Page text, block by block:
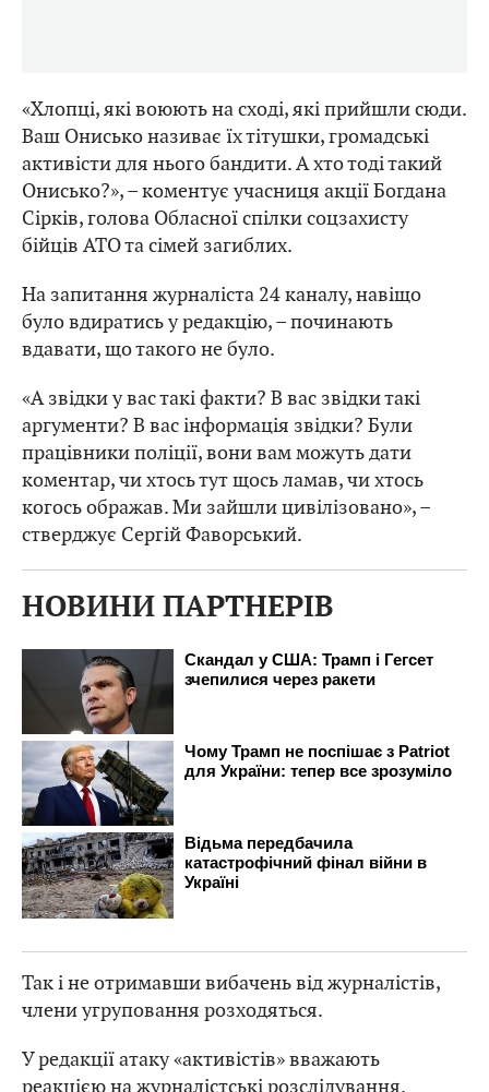
«Хлопці, які воюють на сході, які прийшли сюди.
Ваш Онисько називає їх тітушки, громадські
активісти для нього бандити. А хто тоді такий
Онисько?», – коментує учасниця акції Богдана
Сірків, голова Обласної спілки соцзахисту
бійців АТО та сімей загиблих.
На запитання журналіста 24 каналу, навіщо
було вдиратись у редакцію, – починають
вдавати, що такого не було.
«А звідки у вас такі факти? В вас звідки такі
аргументи? В вас інформація звідки? Були
працівники поліції, вони вам можуть дати
коментар, чи хтось тут щось ламав, чи хтось
когось ображав. Ми зайшли цивілізовано», –
стверджує Сергій Фаворський.
НОВИНИ ПАРТНЕРІВ
Так і не отримавши вибачень від журналістів,
члени угруповання розходяться.
У редакції атаку «активістів» вважають
реакцією на журналістські розслідування.